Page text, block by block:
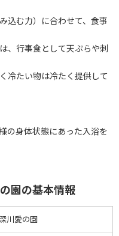
込む力）に合わせて、食事
、行事食として天ぷらや刺
冷たい物は冷たく提供して
の身体状態にあった入浴を
園の基本情報
川愛の園